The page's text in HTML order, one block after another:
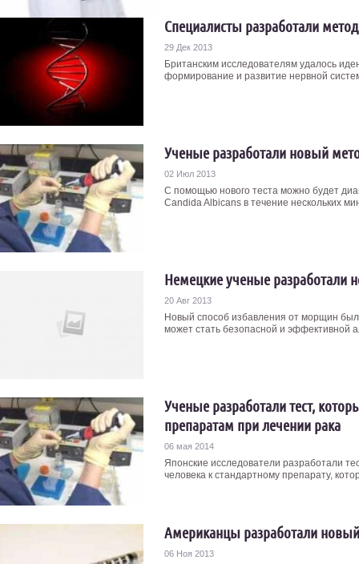
Специалисты разработали
29 Дек 2013
Британским исследователям удалось
формирование и развитие нервной
Ученые разработали новый
02 Июл 2013
С помощью нового теста можно будет
Candida Albicans в течение нескольких
Немецкие ученые
20 Авг 2013
Новый способ избавления от морщин
может стать безопасной и эффективной
Ученые разработали тест,
препаратам при лечении рака
06 мая 2014
Японские исследователи разработали
человека к стандартному препарату,
Американцы разработали
06 Ноя 2013